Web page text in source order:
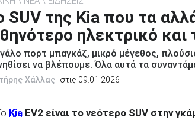
SUV της Kia που τα
ηλεκτρικό και
πορτ μπαγκάζ, μικρό μέγεθος,
να βλέπουμε. Όλα αυτά τα
Χάλλας στις 09.01.2026
Kia EV2 είναι το νεότερο SUV στην